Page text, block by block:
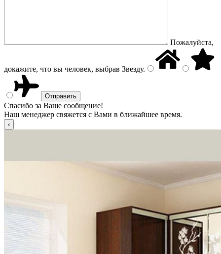
Пожалуйста,
докажите, что вы человек, выбрав Звезду.
Спасибо за Ваше сообщение!
Наш менеджер свяжется с Вами в ближайшее время.